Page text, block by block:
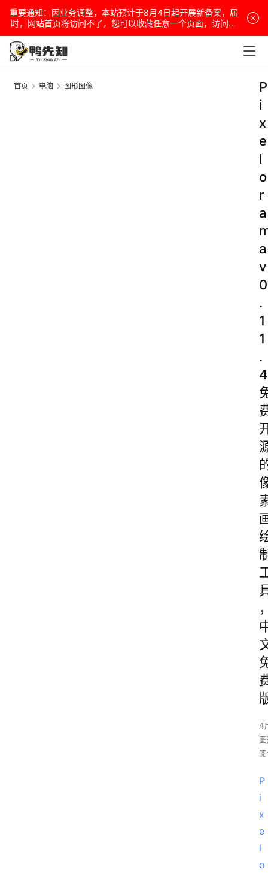
重要通知：因业务调整，本站预计于8月4日起开展新备案，届
时，网站首页将访问不了，您可以收藏任意一个页面，访问网
站！
首页 电脑 图形图像
P
i
x
e
l
o
r
a
a
v
0
.
1
1
.
4
4
P
i
x
e
l
o